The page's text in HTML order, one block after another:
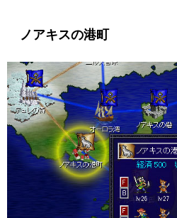
ノアキスの港町